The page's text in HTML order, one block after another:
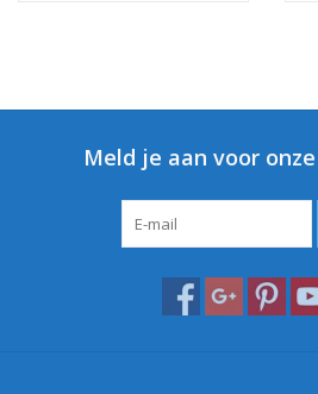
Meld je aan voor